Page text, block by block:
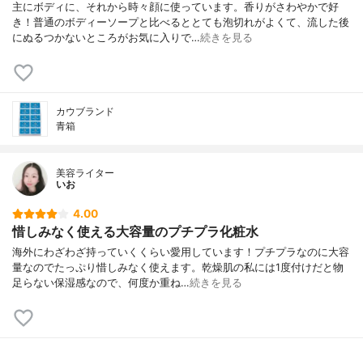
主にボディに、それから時々顔に使っています。香りがさわやかで好
き！普通のボディーソープと比べるととても泡切れがよくて、流した後
にぬるつかないところがお気に入りで…続きを見る
カウブランド
青箱
美容ライター
いお
4.00
惜しみなく使える大容量のプチプラ化粧水
海外にわざわざ持っていくくらい愛用しています！プチプラなのに大容
量なのでたっぷり惜しみなく使えます。乾燥肌の私には1度付けだと物
足らない保湿感なので、何度か重ね…続きを見る